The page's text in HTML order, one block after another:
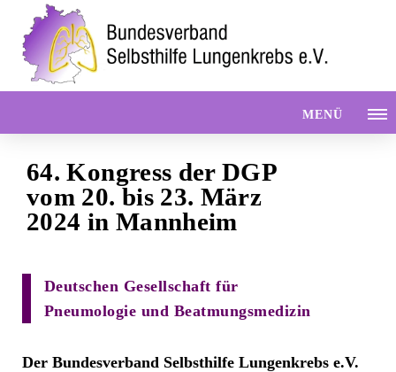
MENÜ
64. Kongress der DGP
vom 20. bis 23. März
2024 in Mannheim
Deutschen Gesellschaft für
Pneumologie und Beatmungsmedizin
Der Bundesverband Selbsthilfe Lungenkrebs e.V.